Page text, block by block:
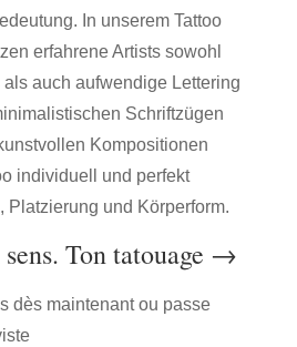
In unserem Tattoo
erfahrene Artists sowohl
auch aufwendige Lettering
Schriftzügen
Kompositionen
individuell und perfekt
Platzierung und Körperform.
sens. Ton tatouage →
dès maintenant ou passe